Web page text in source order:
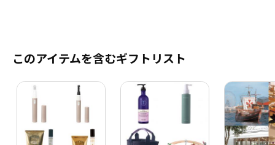
このアイテムを含むギフトリスト